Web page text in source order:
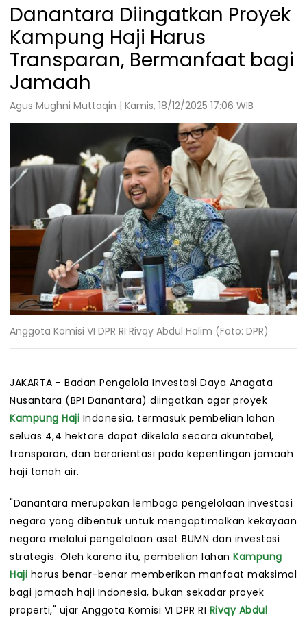
Danantara Diingatkan Proyek
Kampung Haji Harus
Transparan, Bermanfaat bagi
Jamaah
Agus Mughni Muttaqin | Kamis, 18/12/2025 17:06 WIB
Anggota Komisi VI DPR RI Rivqy Abdul Halim (Foto: DPR)
JAKARTA - Badan Pengelola Investasi Daya Anagata
Nusantara (BPI Danantara) diingatkan agar proyek
Kampung Haji Indonesia, termasuk pembelian lahan
seluas 4,4 hektare dapat dikelola secara akuntabel,
transparan, dan berorientasi pada kepentingan jamaah
haji tanah air.
"Danantara merupakan lembaga pengelolaan investasi
negara yang dibentuk untuk mengoptimalkan kekayaan
negara melalui pengelolaan aset BUMN dan investasi
strategis. Oleh karena itu, pembelian lahan Kampung
Haji harus benar-benar memberikan manfaat maksimal
bagi jamaah haji Indonesia, bukan sekadar proyek
properti," ujar Anggota Komisi VI DPR RI Rivqy Abdul